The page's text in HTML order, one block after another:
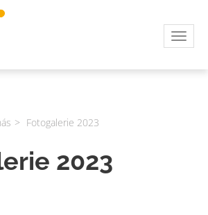
Fotogalerie 2023
2023